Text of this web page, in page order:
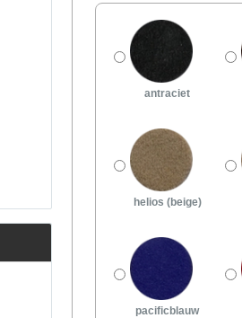
antraciet
helios (beige)
pacificblauw